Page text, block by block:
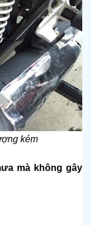
kém
mà không gây